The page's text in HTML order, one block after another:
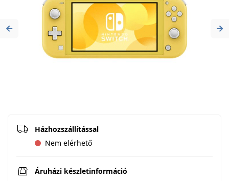
Previous
Házhozszállítással
Nem elérhető
Áruházi készletinformáció